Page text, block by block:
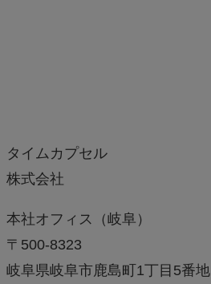
タイムカプセル
株式会社
本社オフィス（岐阜）
〒500-8323
岐阜県岐阜市鹿島町1丁目5番地